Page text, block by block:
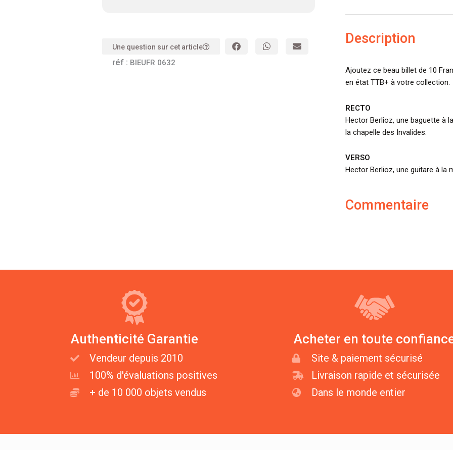
Une question sur cet article
réf : BIEUFR 0632
Description
Ajoutez ce beau billet de 10
en état TTB+ à votre collection.
RECTO
Hector Berlioz, une baguette à
la chapelle des Invalides.
VERSO
Hector Berlioz, une guitare à la
Commentaire
Authenticité Garantie
Vendeur depuis 2010
100% d'évaluations positives
+ de 10 000 objets vendus
Acheter en toute
Site & paiement sécurisé
Livraison rapide et sécurisée
Dans le monde entier